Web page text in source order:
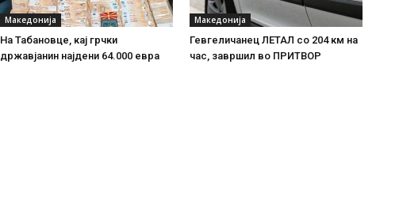
Македонија
На Табановце, кај грчки
државјанин најдени 64.000 евра
Македонија
Гевгеличанец ЛЕТАЛ со 204 км на
час, завршил во ПРИТВОР